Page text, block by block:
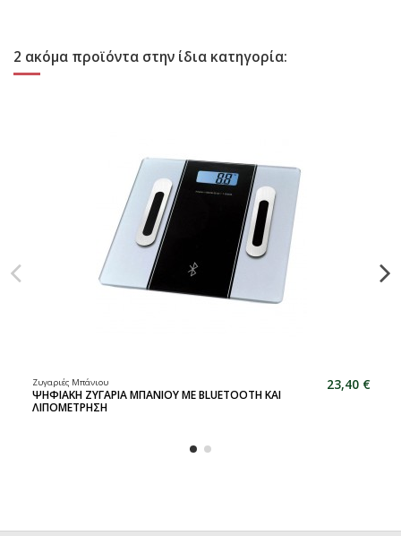
2 ακόμα προϊόντα στην ίδια κατηγορία:
Ζυγαριές Μπάνιου
ΨΗΦΙΑΚΗ ΖΥΓΑΡΙΑ ΜΠΑΝΙΟΥ ΜΕ BLUETOOTH ΚΑΙ
ΛΙΠΟΜΕΤΡΗΣΗ
23,40 €